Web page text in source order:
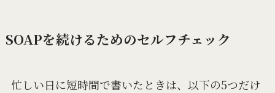
SOAPを続けるためのセルフチェック
忙しい日に短時間で書いたときは、以下の5つだけ